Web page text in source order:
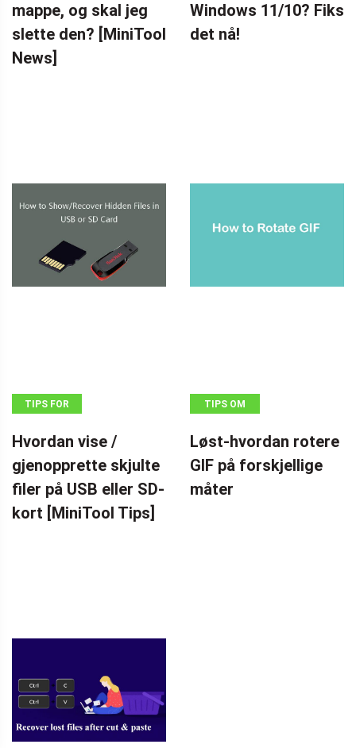
mappe, og skal jeg
slette den? [MiniTool
News]
Windows 11/10? Fiks
det nå!
TIPS FOR
AV DATA
Hvordan vise /
gjenopprette skjulte
filer på USB eller SD-
kort [MiniTool Tips]
TIPS OM
Løst-hvordan rotere
GIF på forskjellige
måter